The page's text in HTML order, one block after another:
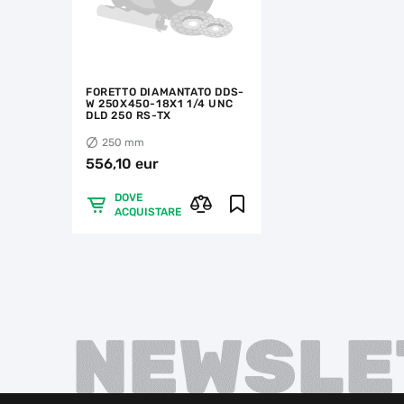
FORETTO DIAMANTATO DDS-
W 250X450-18X1 1/4 UNC
DLD 250 RS-TX
250 mm
556,10 eur
DOVE
ACQUISTARE